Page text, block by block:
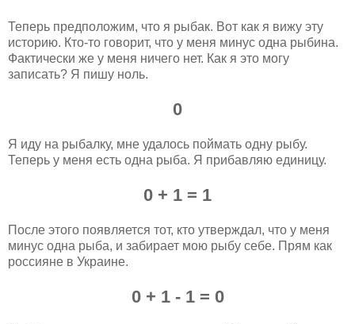
Теперь предположим, что я рыбак. Вот как я вижу эту
историю. Кто-то говорит, что у меня минус одна рыбина.
Фактически же у меня ничего нет. Как я это могу
записать? Я пишу ноль.
0
Я иду на рыбалку, мне удалось поймать одну рыбу.
Теперь у меня есть одна рыба. Я прибавляю единицу.
0 + 1 = 1
После этого появляется тот, кто утверждал, что у меня
минус одна рыба, и забирает мою рыбу себе. Прям как
россияне в Украине.
0 + 1 - 1 = 0